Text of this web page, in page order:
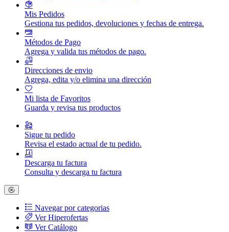
Mis Pedidos
Gestiona tus pedidos, devoluciones y fechas de entrega.
Métodos de Pago
Agrega y valida tus métodos de pago.
Direcciones de envio
Agrega, edita y/o elimina una dirección
Mi lista de Favoritos
Guarda y revisa tus productos
Sigue tu pedido
Revisa el estado actual de tu pedido.
Descarga tu factura
Consulta y descarga tu factura
Navegar por categorias
Ver Hiperofertas
Ver Catálogo